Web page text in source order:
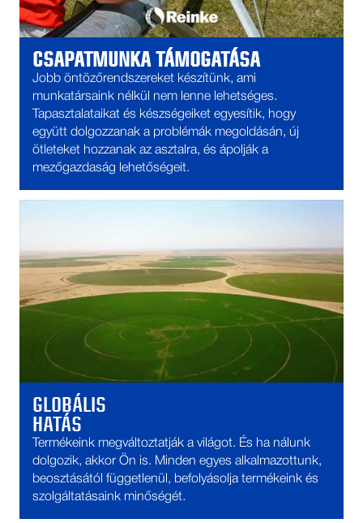
CSAPATMUNKA TÁMOGATÁSA
Jobb öntözőrendszereket készítünk, ami
munkatársaink nélkül nem lenne lehetséges.
Tapasztalataikat és készségeiket egyesítik, hogy
együtt dolgozzanak a problémák megoldásán, új
ötleteket hozzanak az asztalra, és ápolják a
mezőgazdaság lehetőségeit.
GLOBÁLIS
HATÁS
Termékeink megváltoztatják a világot. És ha nálunk
dolgozik, akkor Ön is. Minden egyes alkalmazottunk,
beosztásától függetlenül, befolyásolja termékeink és
szolgáltatásaink minőségét.